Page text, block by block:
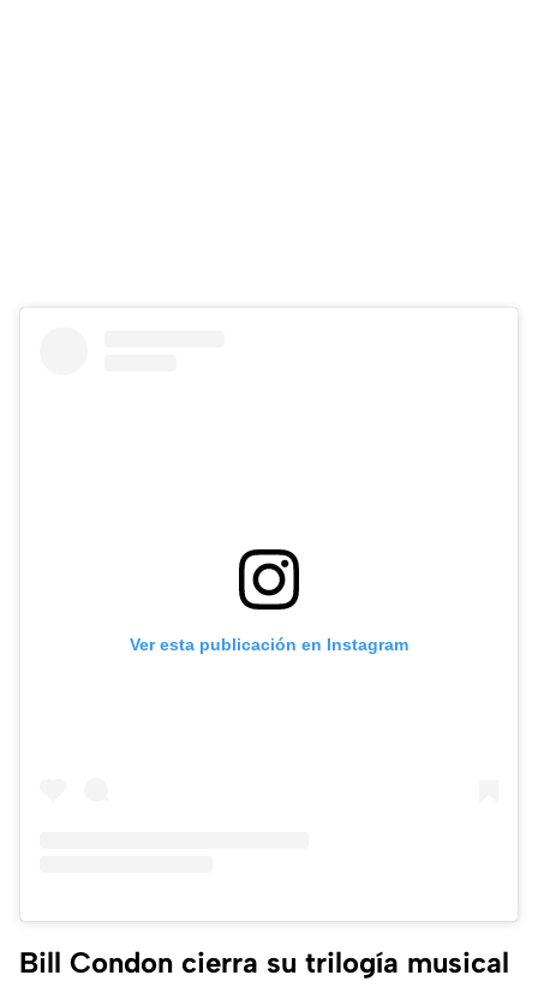
Ver esta publicación en Instagram
Bill Condon cierra su trilogía musical